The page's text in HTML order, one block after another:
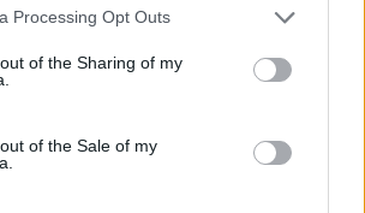
website/app uses one or more Google
visit or usage behaviour. You may click to
to Google and its third-party tags to
specified purposes in below Google
Processing Opt Outs
of the Sharing of my
of the Sale of my
se traduce en
y en maniobras públicas
percepciones frente al
como un recordatorio visual